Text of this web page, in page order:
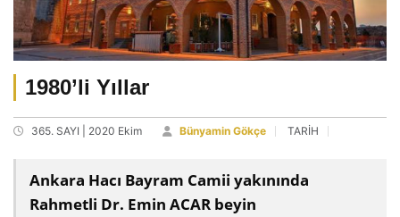
1980’li Yıllar
365. SAYI | 2020 Ekim Bünyamin Gökçe TARİH
Ankara Hacı Bayram Camii yakınında
Rahmetli Dr. Emin ACAR beyin